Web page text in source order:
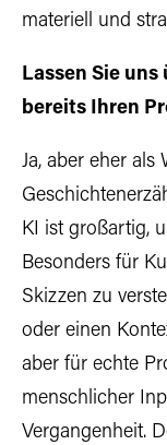
materiell und
Lassen Sie
bereits Ihren
Ja, aber eher als
KI ist großartig,
Besonders für
Skizzen zu
oder einen
aber für echte
menschlicher
Vergangenheit.